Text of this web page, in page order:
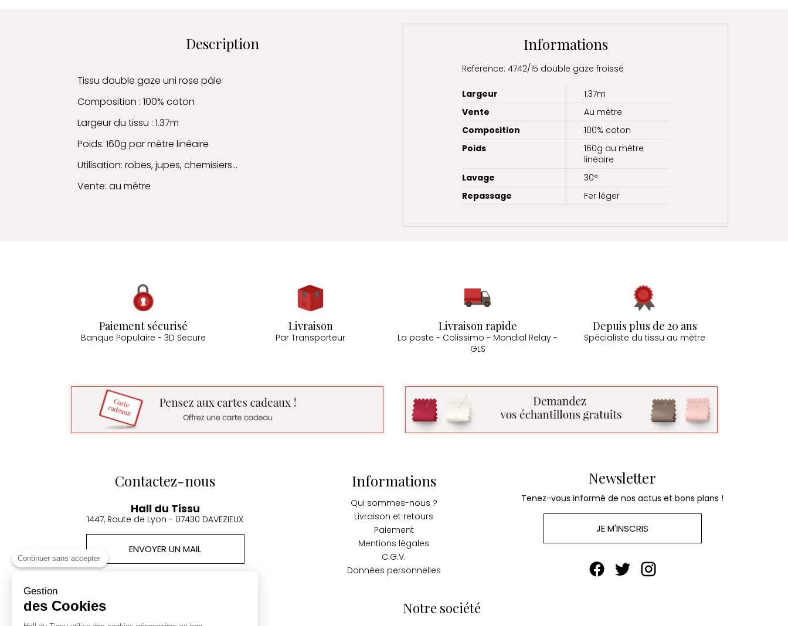
Continuer sans accepter
Gestion
des Cookies
Description
Tissu double gaze uni rose pâle
Composition : 100% coton
Largeur du tissu : 1.37m
Poids: 160g par mètre linéaire
Utilisation: robes, jupes, chemisiers...
Vente: au mètre
Informations
Reference: 4742/15 double gaze froissé
Largeur
1.37m
Vente
Au mètre
Composition
100% coton
Poids
160g au mètre
linéaire
Lavage
30°
Repassage
Fer léger
Paiement sécurisé
Banque Populaire - 3D Secure
Livraison
Par Transporteur
Livraison rapide
La poste - Colissimo - Mondial Relay -
GLS
Depuis plus de 20 ans
Spécialiste du tissu au mètre
Contactez-nous
Hall du Tissu
1447, Route de Lyon - 07430 DAVEZIEUX
ENVOYER UN MAIL
Informations
Qui sommes-nous ?
Livraison et retours
Paiement
Mentions légales
C.G.V.
Données personnelles
Newsletter
Tenez-vous informé de nos actus et bons plans !
JE M'INSCRIS
Produits Notre société